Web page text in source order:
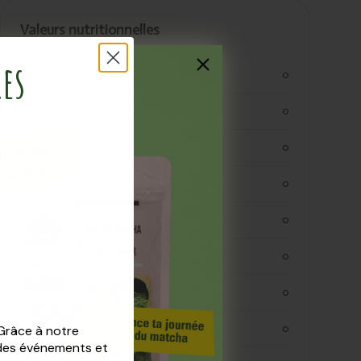
Valeurs nutritionnelles
kjoule 0
0
0
0
0
0
0
eiwitten 0
à notre
événements et